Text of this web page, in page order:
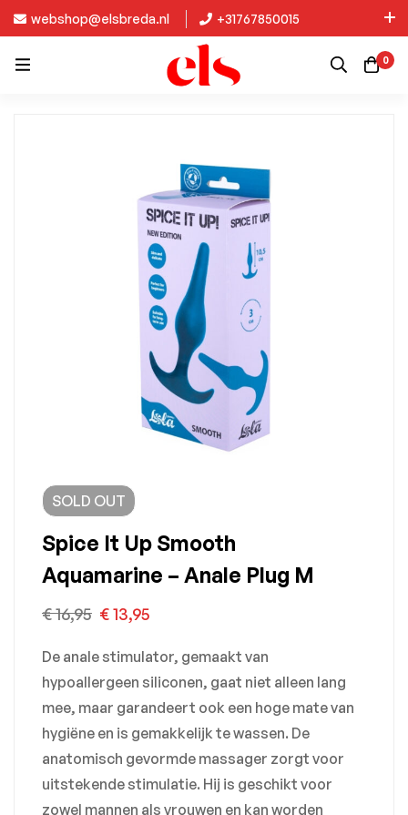
webshop@elsbreda.nl
+31767850015
Nieuw in de collectie: Kinky Diva!
0
SOLD OUT
Spice It Up Smooth
Aquamarine – Anale Plug M
€16,95 €13,95
De anale stimulator, gemaakt van
hypoallergeen siliconen, gaat niet alleen lang
mee, maar garandeert ook een hoge mate van
hygiëne en is gemakkelijk te wassen. De
anatomisch gevormde massager zorgt voor
uitstekende stimulatie. Hij is geschikt voor
zowel mannen als vrouwen en kan worden